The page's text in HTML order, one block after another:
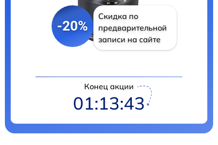
-20%
Скидка по
предварительной
записи на сайте
Конец акции
01:13:42